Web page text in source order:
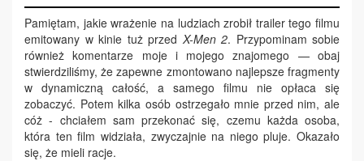
Pamiętam, jakie wrażenie na ludziach zrobił trailer tego filmu
emitowany w kinie tuż przed X-Men2. Przypominam sobie
również komentarze moje i mojego znajomego — obaj
stwierdziliśmy, że zapewne zmontowano najlepsze fragmenty
w dynamiczną całość, a samego filmu nie opłaca się
zobaczyć. Potem kilka osób ostrzegało mnie przed nim, ale
cóż - chciałem sam przekonać się, czemu każda osoba,
która ten film widziała, zwyczajnie na niego pluje. Okazało
się, że mieli racje.